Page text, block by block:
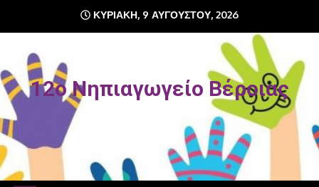
ΚΥΡΙΑΚΉ, 9 ΑΥΓΟΎΣΤΟΥ, 2026
12o Νηπιαγωγείο Βέροιας